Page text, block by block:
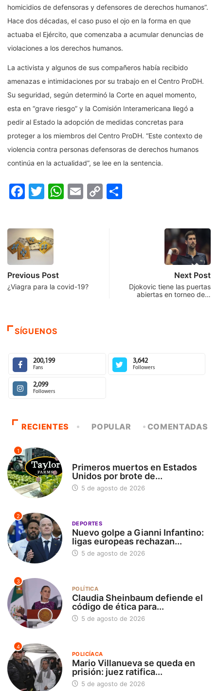
homicidios de defensoras y defensores de derechos humanos”.
Hace dos décadas, el caso puso el ojo en la forma en que
actuaba el Ejército, que comenzaba a acumular denuncias de
violaciones a los derechos humanos.
La activista y algunos de sus compañeros había recibido
amenazas e intimidaciones por su trabajo en el Centro ProDH.
Su seguridad, según determinó la Corte en aquel momento,
esta en “grave riesgo” y la Comisión Interamericana llegó a
pedir al Estado la adopción de medidas concretas para
proteger a los miembros del Centro ProDH. “Este contexto de
violencia contra personas defensoras de derechos humanos
continúa en la actualidad”, se lee en la sentencia.
Facebook
Twitter
WhatsApp
Email
Copy
Previous Post
¿Viagra para la covid-19?
Next Post
Djokovic tiene las puertas
abiertas en torneo de…
SÍGUENOS
200,199
Fans
3,642
Followers
2,099
Followers
RECIENTES POPULAR COMENTADAS
1
Primeros muertos en Estados
Unidos por brote de...
5 de agosto de 2026
2
DEPORTES
Nuevo golpe a Gianni Infantino:
ligas europeas rechazan...
5 de agosto de 2026
3
POLÍTICA
Claudia Sheinbaum defiende el
código de ética para...
5 de agosto de 2026
4
POLICÍACA
Mario Villanueva se queda en
prisión: juez ratifica...
5 de agosto de 2026